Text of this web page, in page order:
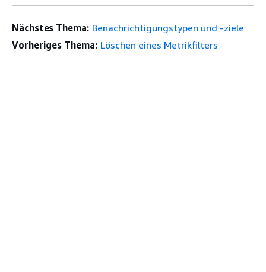
Nächstes Thema: Benachrichtigungstypen und -ziele
Vorheriges Thema: Löschen eines Metrikfilters